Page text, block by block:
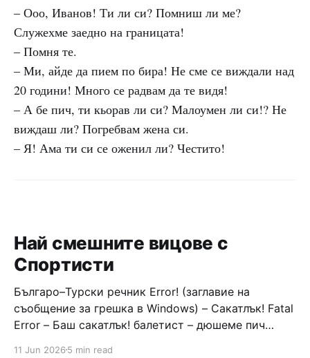
– Ооо, Иванов! Ти ли си? Помниш ли ме?
Служехме заедно на границата!
– Помня те.
– Ми, айде да пием по бира! Не сме се виждали над
20 години! Много се радвам да те видя!
– А бе пич, ти кьорав ли си? Малоумен ли си!? Не
виждаш ли? Погребвам жена си.
– Я! Ама ти си се оженил ли? Честито!
Най смешните вицове с
Спортисти
Българо–Турски речник Error! (заглавие на
съобщение за грешка в Windows) – Сакатлък! Fatal
Error – Баш сакатлък! балетист – дюшеме пич
11 Jun 2026 5 min read